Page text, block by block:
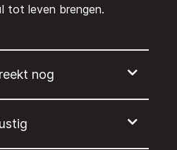
tot leven brengen.